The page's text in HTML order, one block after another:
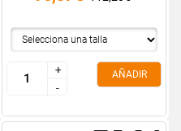
+
-
+
-
AÑADIR